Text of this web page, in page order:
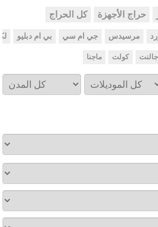
حراج الأجهزة كل الحراج
مرسيدس جي ام سي بي ام دبليو
جالنت كولت ماجنا